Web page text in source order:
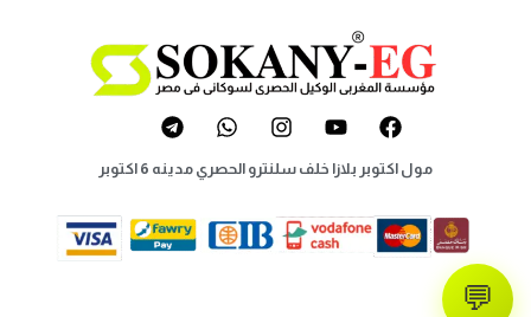
مول اكتوبر بلازا خلف سلنترو الحصري مدينه 6 اكتوبر
💬